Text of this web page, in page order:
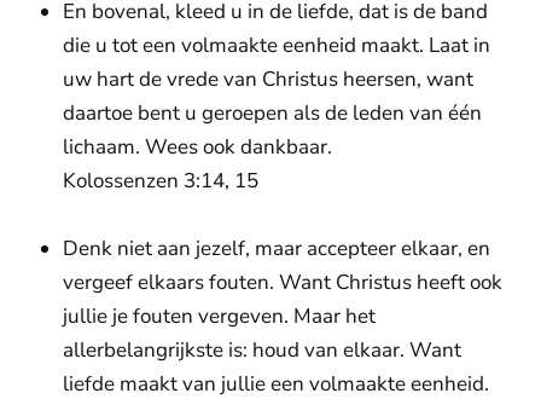
En bovenal, kleed u in de liefde, dat is de band
die u tot een volmaakte eenheid maakt. Laat in
uw hart de vrede van Christus heersen, want
daartoe bent u geroepen als de leden van één
lichaam. Wees ook dankbaar.
Kolossenzen 3:14, 15
Denk niet aan jezelf, maar accepteer elkaar, en
vergeef elkaars fouten. Want Christus heeft ook
jullie je fouten vergeven. Maar het
allerbelangrijkste is: houd van elkaar. Want
liefde maakt van jullie een volmaakte eenheid.